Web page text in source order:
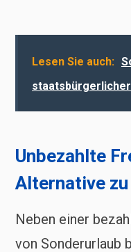
Lesen Sie auch:
Unbezahlte
Alternative
Neben einer
von Sonderurlaub